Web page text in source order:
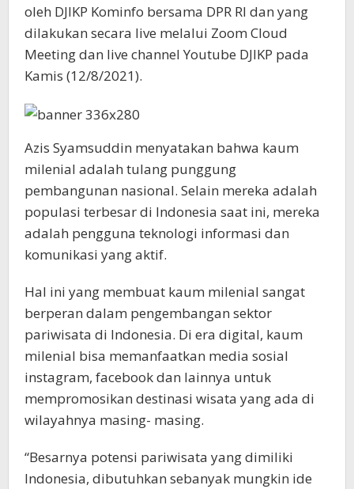
oleh DJIKP Kominfo bersama DPR RI dan yang
dilakukan secara live melalui Zoom Cloud
Meeting dan live channel Youtube DJIKP pada
Kamis (12/8/2021).
Azis Syamsuddin menyatakan bahwa kaum
milenial adalah tulang punggung
pembangunan nasional. Selain mereka adalah
populasi terbesar di Indonesia saat ini, mereka
adalah pengguna teknologi informasi dan
komunikasi yang aktif.
Hal ini yang membuat kaum milenial sangat
berperan dalam pengembangan sektor
pariwisata di Indonesia. Di era digital, kaum
milenial bisa memanfaatkan media sosial
instagram, facebook dan lainnya untuk
mempromosikan destinasi wisata yang ada di
wilayahnya masing- masing.
“Besarnya potensi pariwisata yang dimiliki
Indonesia, dibutuhkan sebanyak mungkin ide